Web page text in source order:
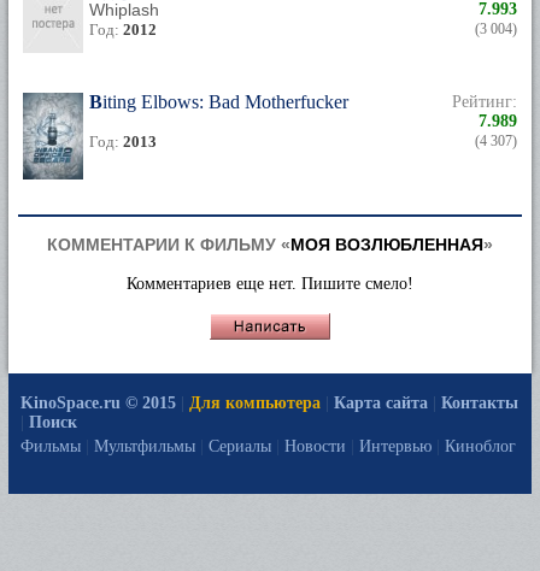
Whiplash
Год: 2012
7.993
(3 004)
Biting Elbows: Bad Motherfucker
Год: 2013
Рейтинг:
7.989
(4 307)
КОММЕНТАРИИ К ФИЛЬМУ «МОЯ ВОЗЛЮБЛЕННАЯ»
Комментариев еще нет. Пишите смело!
KinoSpace.ru © 2015 Для компьютера Карта сайта
Контакты
Поиск
Фильмы
Мультфильмы Сериалы Новости Интервью Киноблог